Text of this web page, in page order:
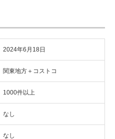
2024年6月18日
関東地方＋コストコ
1000件以上
なし
なし